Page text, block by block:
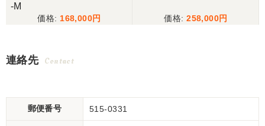
-M
168,000 258,000
連絡先 Contact
郵便番号 515-0331